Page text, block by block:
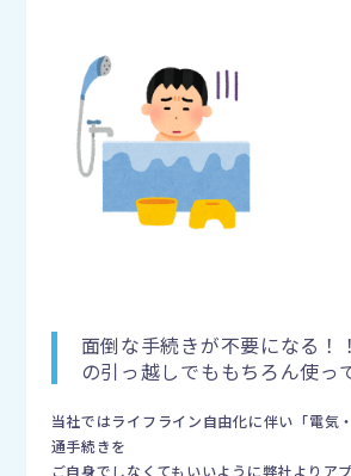
面倒な手続きが不要になる！
の引っ越しでももちろん使っ
当社ではライフライン自由化に伴い「電気
通手続きを
ご自身でしなくてもいいように弊社よりア